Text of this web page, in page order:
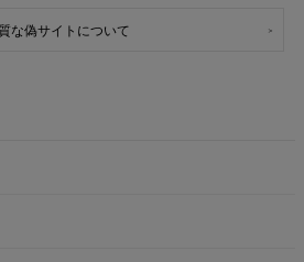
な偽サイトについて